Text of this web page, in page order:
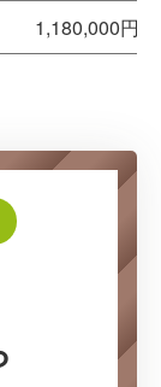
1,180,000円